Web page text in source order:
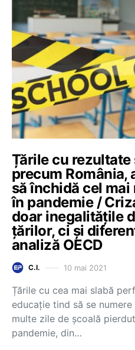
Țările cu rezultate
precum România,
să închidă cel
în pandemie /
doar inegalitățile
țărilor, ci și
analiză OECD
C.I. 10 mai 2021
Țările cu cea mai slabă
educație tind să se
multe zile de școală
pandemie, din…